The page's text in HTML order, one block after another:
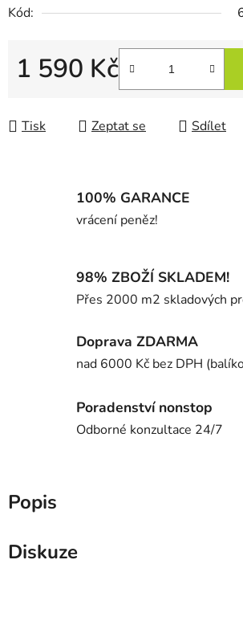
Kód:
1 590 Kč
Tisk Zeptat se Sdílet
100% GARANCE
vrácení peněz!
98% ZBOŽÍ SKLADEM!
Přes 2000 m2 skladových
Doprava ZDARMA
nad 6000 Kč bez DPH
Poradenství nonstop
Odborné konzultace 24/7
Popis
Diskuze